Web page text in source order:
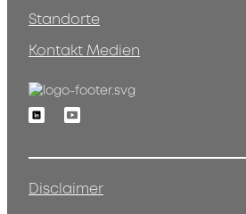
Standorte
Kontakt Medien
LinkedinYoutube
Disclaimer